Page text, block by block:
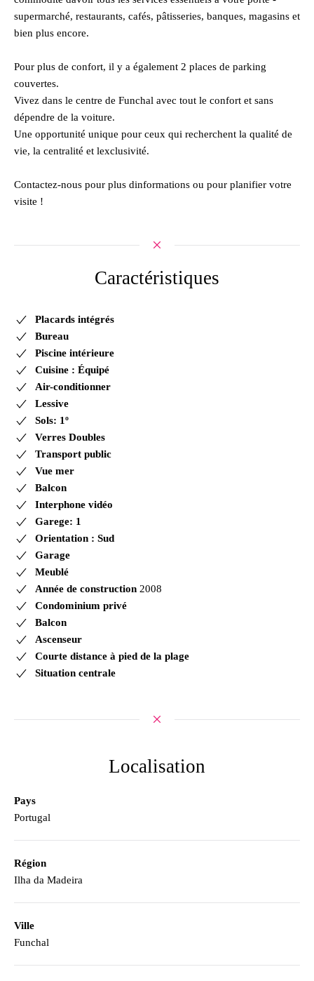
supermarché, restaurants, cafés, pâtisseries, banques, magasins et
bien plus encore.
Pour plus de confort, il y a également 2 places de parking
couvertes.
Vivez dans le centre de Funchal avec tout le confort et sans
dépendre de la voiture.
Une opportunité unique pour ceux qui recherchent la qualité de
vie, la centralité et lexclusivité.
Contactez-nous pour plus dinformations ou pour planifier votre
visite !
Caractéristiques
Placards intégrés
Bureau
Piscine intérieure
Cuisine : Équipé
Air-conditionner
Lessive
Sols: 1º
Verres Doubles
Transport public
Vue mer
Balcon
Interphone vidéo
Garege: 1
Orientation : Sud
Garage
Meublé
Année de construction 2008
Condominium privé
Balcon
Ascenseur
Courte distance à pied de la plage
Situation centrale
Localisation
Pays
Portugal
Région
Ilha da Madeira
Ville
Funchal